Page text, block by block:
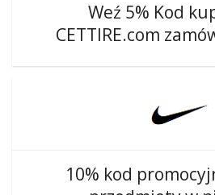
Weź 5% Kod
CETTIRE.com
10% kod